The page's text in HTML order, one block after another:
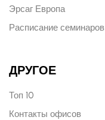
Эрсаг Европа
Расписание семинаров
ДРУГОЕ
Топ 10
Контакты офисов